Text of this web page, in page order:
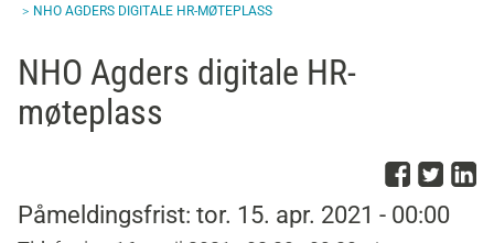
NHO AGDERS DIGITALE HR-MØTEPLASS
NHO Agders digitale HR-
møteplass
DelDel
Påmeldingsfrist: tor. 15. apr. 2021 - 00:00